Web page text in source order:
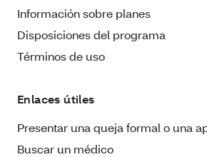
Información sobre planes
Disposiciones del programa
Términos de uso
Enlaces útiles
Presentar una queja formal o una
Buscar un médico